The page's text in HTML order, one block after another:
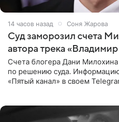
14 часов назад Соня Жарова
Суд заморозил счета
автора трека
Счета блогера Дани
по решению суда.
«Пятый канал» в своем